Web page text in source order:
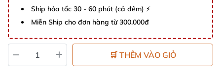
Ship hỏa tốc 30 - 60 phút (cả đêm) ⚡
Miễn Ship cho đơn hàng từ 300.000đ
🛒 THÊM VÀO GIỎ